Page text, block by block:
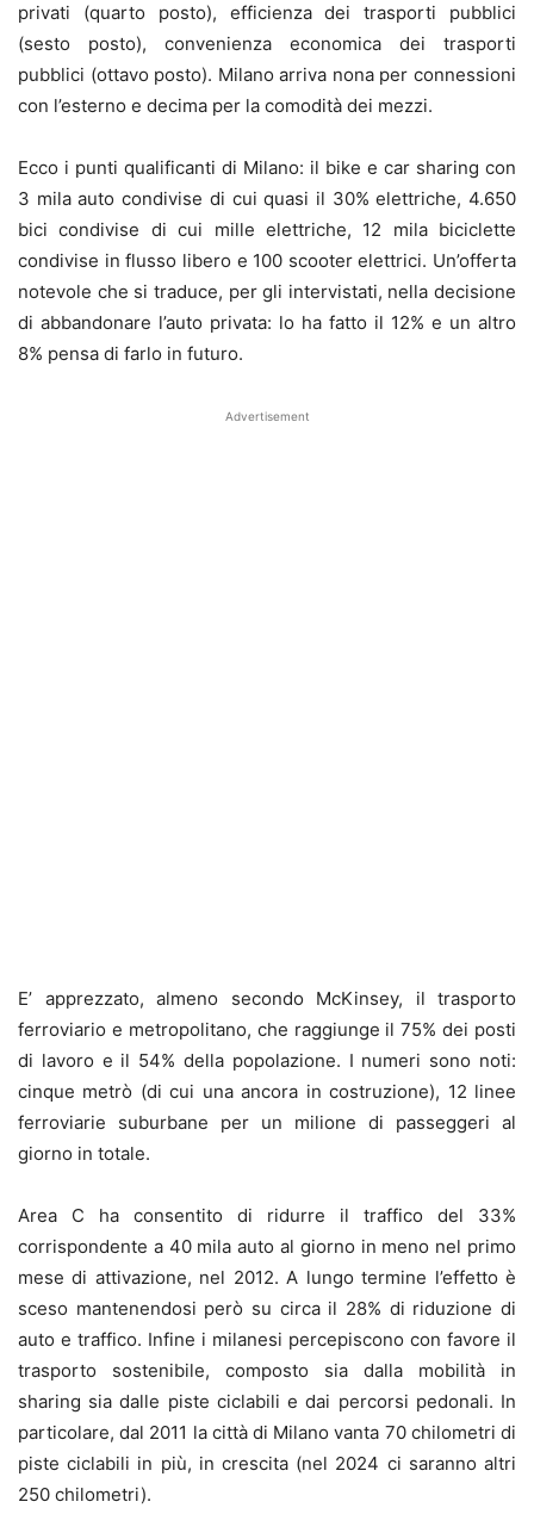
privati (quarto posto), efficienza dei trasporti pubblici
(sesto posto), convenienza economica dei trasporti
pubblici (ottavo posto). Milano arriva nona per connessioni
con l’esterno e decima per la comodità dei mezzi.
Ecco i punti qualificanti di Milano: il bike e car sharing con
3 mila auto condivise di cui quasi il 30% elettriche, 4.650
bici condivise di cui mille elettriche, 12 mila biciclette
condivise in flusso libero e 100 scooter elettrici. Un’offerta
notevole che si traduce, per gli intervistati, nella decisione
di abbandonare l’auto privata: lo ha fatto il 12% e un altro
8% pensa di farlo in futuro.
Advertisement
E’ apprezzato, almeno secondo McKinsey, il trasporto
ferroviario e metropolitano, che raggiunge il 75% dei posti
di lavoro e il 54% della popolazione. I numeri sono noti:
cinque metrò (di cui una ancora in costruzione), 12 linee
ferroviarie suburbane per un milione di passeggeri al
giorno in totale.
Area C ha consentito di ridurre il traffico del 33%
corrispondente a 40 mila auto al giorno in meno nel primo
mese di attivazione, nel 2012. A lungo termine l’effetto è
sceso mantenendosi però su circa il 28% di riduzione di
auto e traffico. Infine i milanesi percepiscono con favore il
trasporto sostenibile, composto sia dalla mobilità in
sharing sia dalle piste ciclabili e dai percorsi pedonali. In
particolare, dal 2011 la città di Milano vanta 70 chilometri di
piste ciclabili in più, in crescita (nel 2024 ci saranno altri
250 chilometri).